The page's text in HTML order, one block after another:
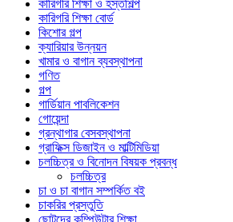
কারিগরি শিক্ষা ও হস্তশিল্প
কারিগরি শিক্ষা বোর্ড
কিশোর গল্প
ক্যারিয়ার উন্নয়ন
খামার ও বাগান ব্যবস্থাপনা
গণিত
গল্প
গার্ডিয়ান পাবলিকেশন
গোয়েন্দা
গ্রন্থাগার বেসবস্থাপনা
গ্রাফিক্স ডিজাইন ও মাল্টিমিডিয়া
চলচ্চিত্র ও বিনোদন বিষয়ক প্রবন্ধ
চলচ্চিত্র
চা ও চা বাগান সম্পর্কিত বই
চাকরির প্রস্তুতি
ছোটদের কম্পিউটার শিক্ষা